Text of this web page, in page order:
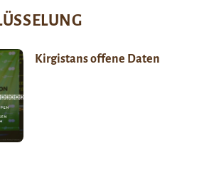
Kirgistans offene Daten